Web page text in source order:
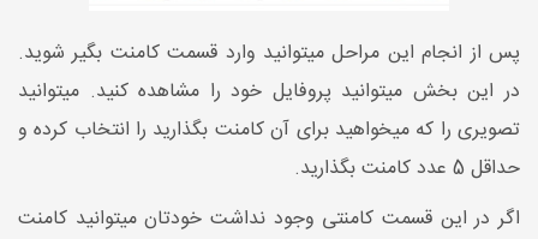
پس از انجام این مراحل میتوانید وارد قسمت کامنت بگیر شوید.
در این بخش میتوانید پروفایل خود را مشاهده کنید. میتوانید
تصویری را که میخواهید برای آن کامنت بگذارید را انتخاب کرده و
حداقل 5 عدد کامنت بگذارید.
اگر در این قسمت کامنتی وجود نداشت خودتان میتوانید کامنت